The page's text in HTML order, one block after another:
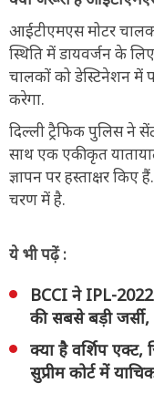
आईटीएमएस मोटर
स्थिति में डायवर्जन के
चालकों को डेस्टिनेशन में
करेगा.
दिल्ली ट्रैफिक पुलिस ने
साथ एक एकीकृत
ज्ञापन पर हस्ताक्षर
चरण में है.
ये भी पढ़ें :
BCCI ने IPL-
की सबसे बड़ी जर्सी,
क्या है वर्शिप
सुप्रीम कोर्ट में